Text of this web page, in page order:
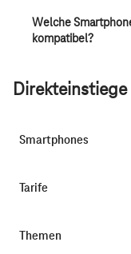
Welche
kompatibel?
Direkteinstiege
Smartphones
Tarife
Themen